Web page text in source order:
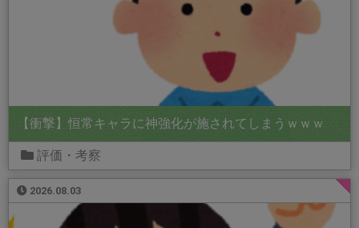
【衝撃】恒常キャラに神強化が施されてしまうｗｗｗ
評価・考察
2026.08.03